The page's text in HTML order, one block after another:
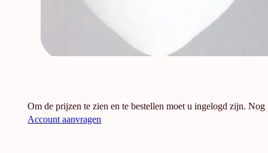
Om de prijzen te zien en te bestellen moet u ingelogd zijn. Nog
Account aanvragen